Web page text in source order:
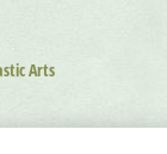
Arts